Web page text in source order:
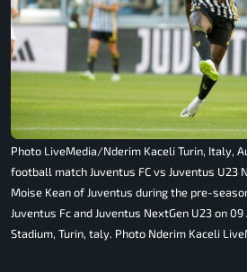
Photo LiveMedia/Nderim Kaceli Turin, Italy,
football match Juventus FC vs Juventus U23
Moise Kean of Juventus during the pre-
Juventus Fc and Juventus NextGen U23 on
Stadium, Turin, taly. Photo Nderim Kaceli